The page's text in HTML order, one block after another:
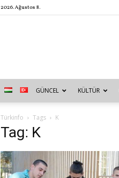
2026. Ağustos 8.
GÜNCEL KÜLTÜR
Türkinfo Tags K
Tag: K